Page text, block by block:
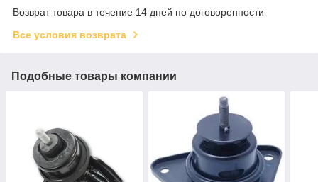
Возврат товара в течение 14 дней по договоренности
Все условия возврата
Подобные товары компании